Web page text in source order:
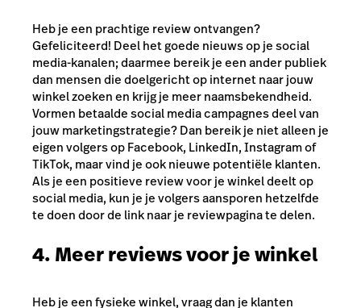
Heb je een prachtige review ontvangen?
Gefeliciteerd! Deel het goede nieuws op je social
media-kanalen; daarmee bereik je een ander publiek
dan mensen die doelgericht op internet naar jouw
winkel zoeken en krijg je meer naamsbekendheid.
Vormen betaalde social media campagnes deel van
jouw marketingstrategie? Dan bereik je niet alleen je
eigen volgers op Facebook, LinkedIn, Instagram of
TikTok, maar vind je ook nieuwe potentiële klanten.
Als je een positieve review voor je winkel deelt op
social media, kun je je volgers aansporen hetzelfde
te doen door de link naar je reviewpagina te delen.
4. Meer reviews voor je winkel
Heb je een fysieke winkel, vraag dan je klanten